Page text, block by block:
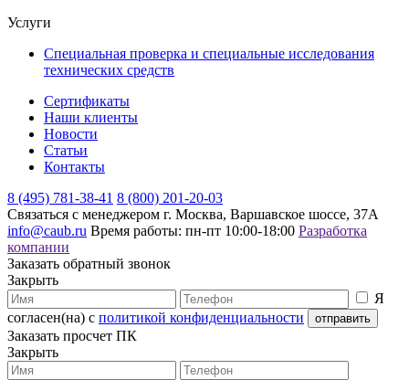
Услуги
Специальная проверка и специальные исследования
технических средств
Сертификаты
Наши клиенты
Новости
Статьи
Контакты
8 (495) 781-38-41 8 (800) 201-20-03
Связаться с менеджером г. Москва, Варшавское шоссе, 37А
info@caub.ru Время работы: пн-пт 10:00-18:00 Разработка
компании
Заказать обратный звонок
Закрыть
Я
согласен(на) с политикой конфиденциальности
Заказать просчет ПК
Закрыть